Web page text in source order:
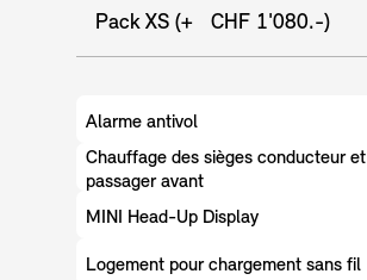
Pack XS (+ CHF 1'080.-)
Alarme antivol
Chauffage des sièges conducteur et
passager avant
MINI Head-Up Display
Logement pour chargement sans fil